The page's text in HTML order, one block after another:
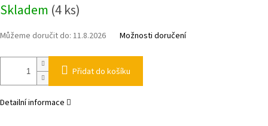
cena:
Skladem (4 ks)
Můžeme doručit do: 11.8.2026 Možnosti doručení
Přidat do košíku
Detailní informace